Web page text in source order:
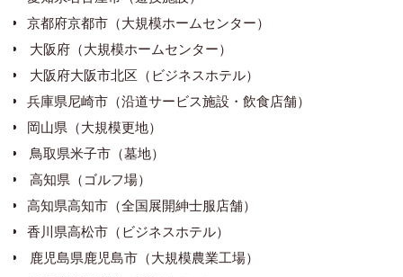
京都府京都市（大規模ホームセンター）
大阪府（大規模ホームセンター）
大阪府大阪市北区（ビジネスホテル）
兵庫県尼崎市（沿道サービス施設・飲食店舗）
岡山県（大規模更地）
鳥取県米子市（墓地）
高知県（ゴルフ場）
高知県高知市（全国展開紳士服店舗）
香川県高松市（ビジネスホテル）
鹿児島県鹿児島市（大規模農業工場）